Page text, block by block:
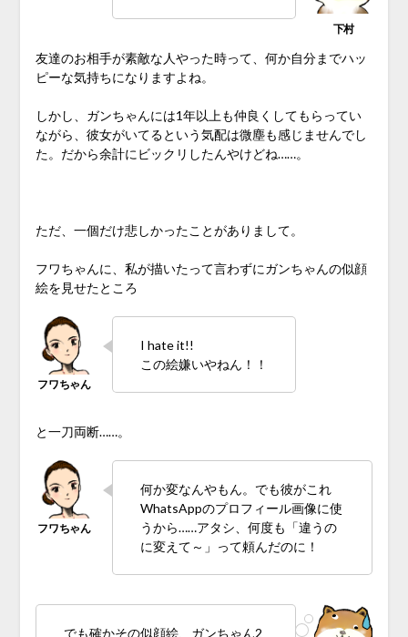
友達のお相手が素敵な人やった時って、何か自分までハッ
ピーな気持ちになりますよね。
しかし、ガンちゃんには1年以上も仲良くしてもらってい
ながら、彼女がいてるという気配は微塵も感じませんでし
た。だから余計にビックリしたんやけどね……。
ただ、一個だけ悲しかったことがありまして。
フワちゃんに、私が描いたって言わずにガンちゃんの似顔
絵を見せたところ
I hate it!!
この絵嫌いやねん！！
と一刀両断……。
何か変なんやもん。でも彼がこれ
WhatsAppのプロフィール画像に使
うから……アタシ、何度も「違うの
に変えて～」って頼んだのに！
でも確かその似顔絵、ガンちゃん2